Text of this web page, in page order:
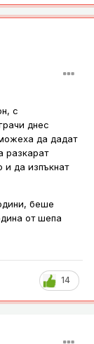
с
днес
да дадат
разкарат
и да изпъкнат
беше
от шепа
14